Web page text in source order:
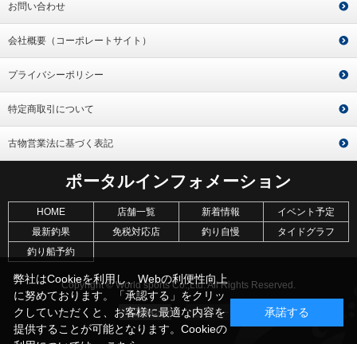
お問い合わせ
会社概要（コーポレートサイト）
プライバシーポリシー
特定商取引について
古物営業法に基づく表記
ポータルインフォメーション
HOME 店舗一覧 新着情報
イベント予定
最新釣果
免税対応店 釣り自慢
タイドグラフ
釣り船予約
Copyright © World sports Co.,Ltd. All Rights Reserved.
弊社はCookieを利用し、Webの利便性向上
に努めております。「承認する」をクリッ
クしていただくと、お客様に最適な内容を
提供することが可能となります。Cookieの
承諾する